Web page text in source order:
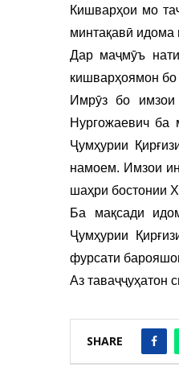
Кишварҳои мо
минтақавӣ идома
Дар маҷмӯъ
кишварҳоямон бо
Имрӯз бо
Нургожаевич ба
Ҷумҳурии
намоем. Имзои
шаҳри бостонии
Ба мақсади
Ҷумҳурии
фурсати
Аз таваҷҷуҳатон
SHARE